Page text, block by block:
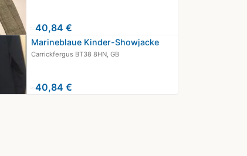
40,84 €
Marineblaue Kinder-Showjacke
Carrickfergus BT38 8HN, GB
40,84 €